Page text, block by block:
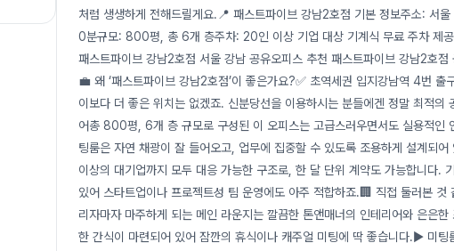
처럼 생생하게 전해드릴게요.📍 패스트파이브 강남2호점 기본 정보주소: 서
0분규모: 800평, 총 6개 층주차: 20인 이상 기업 대상 기계식 무료 주차 제
패스트파이브 강남2호점 서울 강남 공유오피스 추천 패스트파이브 강남2
💼 왜 ‘패스트파이브 강남2호점’이 좋은가요?✅ 초역세권 입지강남역 4번 출
이보다 더 좋은 위치는 없겠죠. 신분당선을 이용하시는 분들에겐 정말 최적의
어총 800평, 6개 층 규모로 구성된 이 오피스는 고급스러우면서도 실용적인
팅룸은 자연 채광이 잘 들어오고, 업무에 집중할 수 있도록 조용하게 설계되
이상의 대기업까지 모두 대응 가능한 구조로, 한 달 단위 계약도 가능합니다.
있어 스타트업이나 프로젝트성 팀 운영에도 아주 적합하죠.🏢 직접 둘러본
리자마자 마주하게 되는 메인 라운지는 깔끔한 톤앤매너의 인테리어와 은은
한 간식이 마련되어 있어 잠깐의 휴식이나 캐주얼 미팅에 딱 좋습니다.▶ 미팅